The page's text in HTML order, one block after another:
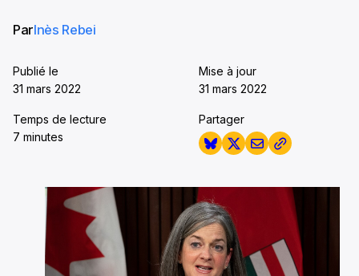
ParInès Rebei
Publié le
31 mars 2022
Mise à jour
31 mars 2022
Temps de lecture
7 minutes
Partager